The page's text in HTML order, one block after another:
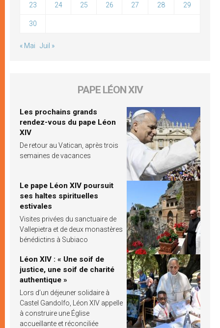
23 24 25 26 27 28 29
30
« Mai Juil »
PAPE LÉON XIV
Les prochains grands
rendez-vous du pape Léon
XIV
De retour au Vatican, après trois
semaines de vacances
Le pape Léon XIV poursuit
ses haltes spirituelles
estivales
Visites privées du sanctuaire de
Vallepietra et de deux monastères
bénédictins à Subiaco
Léon XIV : « Une soif de
justice, une soif de charité
authentique »
Lors d’un déjeuner solidaire à
Castel Gandolfo, Léon XIV appelle
à construire une Église
accueillante et réconciliée